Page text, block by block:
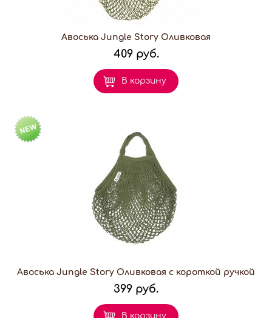
Авоська Jungle Story Оливковая
409 руб.
В корзину
Авоська Jungle Story Оливковая с короткой ручкой
399 руб.
В корзину